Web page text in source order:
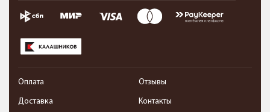
Оплата
Доставка
Отзывы
Контакты